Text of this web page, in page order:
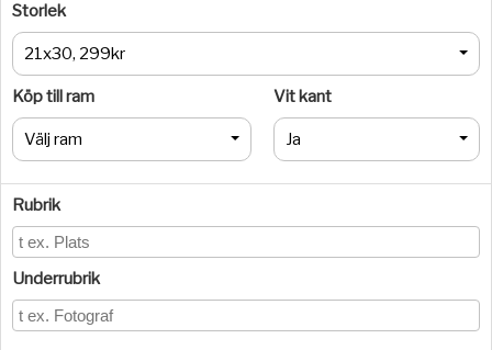
Storlek
21x30, 299kr
Köp till ram
Välj ram
Vit kant
Ja
Rubrik
Underrubrik